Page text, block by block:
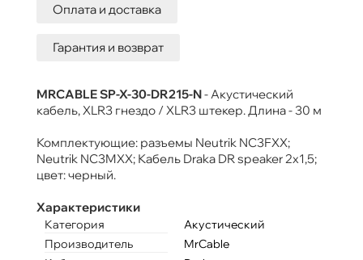
Оплата и доставка
Гарантия и возврат
MRCABLE SP-X-30-DR215-N- Акустический
кабель, XLR3 гнездо / XLR3 штекер. Длина - 30 м
Комплектующие: разъемы Neutrik NC3FXX;
Neutrik NC3MXX; Кабель Draka DR speaker 2x1,5;
цвет: черный.
Характеристики
Категория
Акустический
Производитель
MrCable